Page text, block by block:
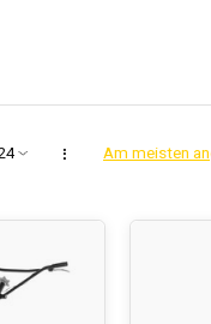
Am meisten